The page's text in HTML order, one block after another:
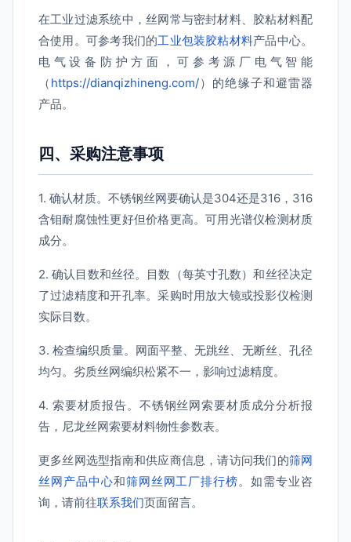
在工业过滤系统中，丝网常与密封材料、胶粘材料配
合使用。可参考我们的工业包装胶粘材料产品中心。
电气设备防护方面，可参考源厂电气智能
（ https://dianqizhineng.com/）的绝缘子和避雷器
产品。
四、采购注意事项
1. 确认材质。不锈钢丝网要确认是304还是316，316
含钼耐腐蚀性更好但价格更高。可用光谱仪检测材质
成分。
2. 确认目数和丝径。目数（每英寸孔数）和丝径决定
了过滤精度和开孔率。采购时用放大镜或投影仪检测
实际目数。
3. 检查编织质量。网面平整、无跳丝、无断丝、孔径
均匀。劣质丝网编织松紧不一，影响过滤精度。
4. 索要材质报告。不锈钢丝网索要材质成分分析报
告，尼龙丝网索要材料物性参数表。
更多丝网选型指南和供应商信息，请访问我们的筛网
丝网产品中心和筛网丝网工厂排行榜。如需专业咨
询，请前往联系我们页面留言。